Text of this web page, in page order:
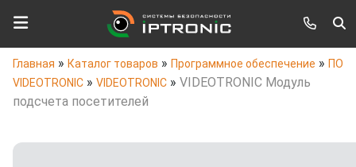
Главная » Каталог товаров » Программное обеспечение » ПО
VIDEOTRONIC » VIDEOTRONIC » VIDEOTRONIC Модуль
подсчета посетителей